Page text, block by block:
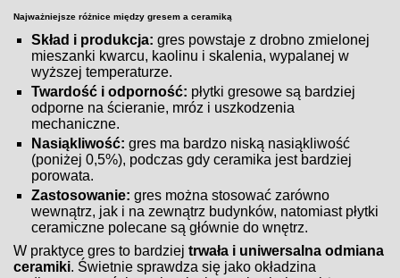
Najważniejsze różnice między gresem a ceramiką
Skład i produkcja: gres powstaje z drobno zmielonej
mieszanki kwarcu, kaolinu i skalenia, wypalanej w
wyższej temperaturze.
Twardość i odporność: płytki gresowe są bardziej
odporne na ścieranie, mróz i uszkodzenia
mechaniczne.
Nasiąkliwość: gres ma bardzo niską nasiąkliwość
(poniżej 0,5%), podczas gdy ceramika jest bardziej
porowata.
Zastosowanie: gres można stosować zarówno
wewnątrz, jak i na zewnątrz budynków, natomiast płytki
ceramiczne polecane są głównie do wnętrz.
W praktyce gres to bardziejtrwała i uniwersalna odmiana
ceramiki. Świetnie sprawdza się jako okładzina